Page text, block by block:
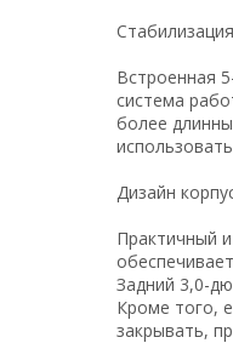
Встроенная
система
более
Дизайн
Практичный
Задний 3,0-
Кроме того,
закрывать,